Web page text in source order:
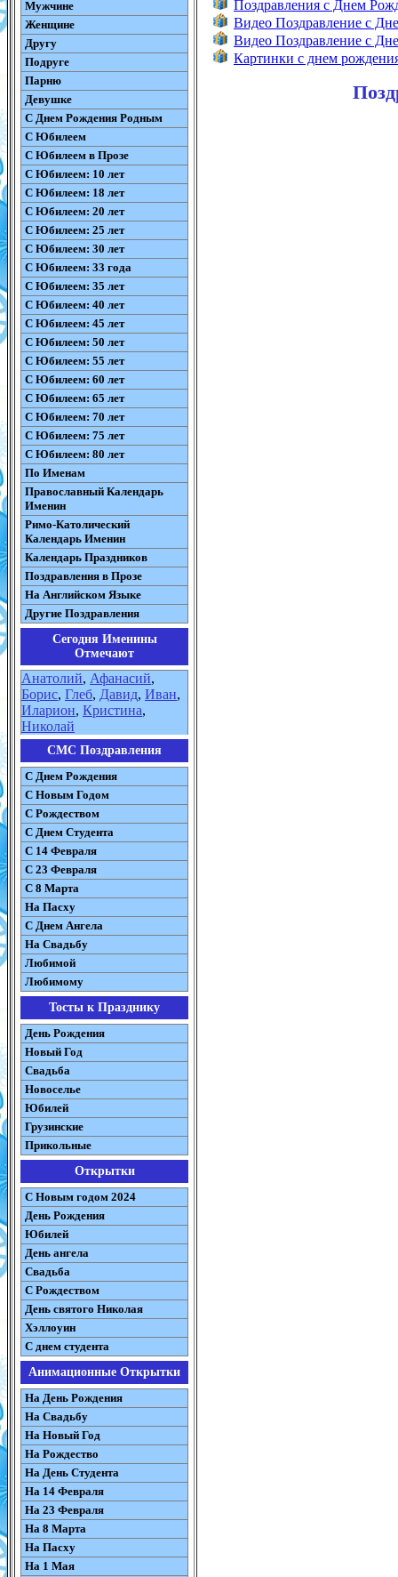
Мужчине
Женщине
Другу
Подруге
Парню
Девушке
С Днем Рождения Родным
С Юбилеем
С Юбилеем в Прозе
С Юбилеем: 10 лет
С Юбилеем: 18 лет
С Юбилеем: 20 лет
С Юбилеем: 25 лет
С Юбилеем: 30 лет
С Юбилеем: 33 года
С Юбилеем: 35 лет
С Юбилеем: 40 лет
С Юбилеем: 45 лет
С Юбилеем: 50 лет
С Юбилеем: 55 лет
С Юбилеем: 60 лет
С Юбилеем: 65 лет
С Юбилеем: 70 лет
С Юбилеем: 75 лет
С Юбилеем: 80 лет
По Именам
Православный Календарь
Именин
Римо-Католический
Календарь Именин
Календарь Праздников
Поздравления в Прозе
На Английском Языке
Другие Поздравления
Сегодня Именины
Отмечают
Анатолий, Афанасий,
Борис, Глеб, Давид, Иван,
Иларион, Кристина,
Николай
СМС Поздравления
С Днем Рождения
С Новым Годом
С Рождеством
C Днем Студента
С 14 Февраля
С 23 Февраля
С 8 Марта
На Пасху
C Днем Ангела
На Свадьбу
Любимой
Любимому
Тосты к Празднику
День Рождения
Новый Год
Свадьба
Новоселье
Юбилей
Грузинские
Прикольные
Открытки
С Новым годом 2024
День Рождения
Юбилей
День ангела
Свадьба
С Рождеством
День святого Николая
Хэллоуин
С днем студента
Анимационные Открытки
На День Рождения
На Свадьбу
На Новый Год
На Рождество
На День Студента
На 14 Февраля
На 23 Февраля
На 8 Марта
На Пасху
На 1 Мая
Поздравления с Днем
Видео Поздравление с
Видео Поздравление с
Картинки с днем